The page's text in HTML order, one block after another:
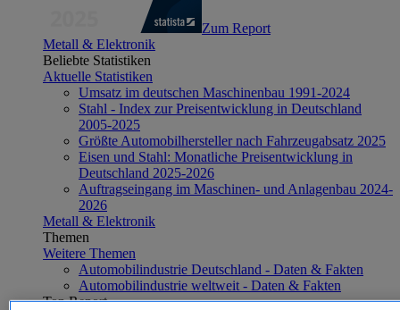
Zum Report
Metall & Elektronik
Beliebte Statistiken
Aktuelle Statistiken
Umsatz im deutschen Maschinenbau 1991-2024
Stahl - Index zur Preisentwicklung in Deutschland
2005-2025
Größte Automobilhersteller nach Fahrzeugabsatz 2025
Eisen und Stahl: Monatliche Preisentwicklung in
Deutschland 2025-2026
Auftragseingang im Maschinen- und Anlagenbau 2024-
2026
Metall & Elektronik
Themen
Weitere Themen
Automobilindustrie Deutschland - Daten & Fakten
Automobilindustrie weltweit - Daten & Fakten
Top Report